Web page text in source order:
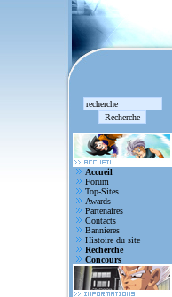
Accueil
Forum
Top-Sites
Awards
Partenaires
Contacts
Bannieres
Histoire du site
Recherche
Concours